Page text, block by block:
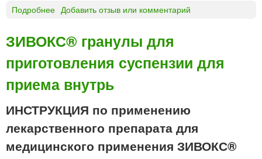
Подробнее
И
В
О
К
С
р
с
т
Добавить отзыв или комментарий
ЗИВОКС® гранулы для
приготовления суспензии для
приема внутрь
ИНСТРУКЦИЯ по применению
лекарственного препарата для
медицинского применения ЗИВОКС®